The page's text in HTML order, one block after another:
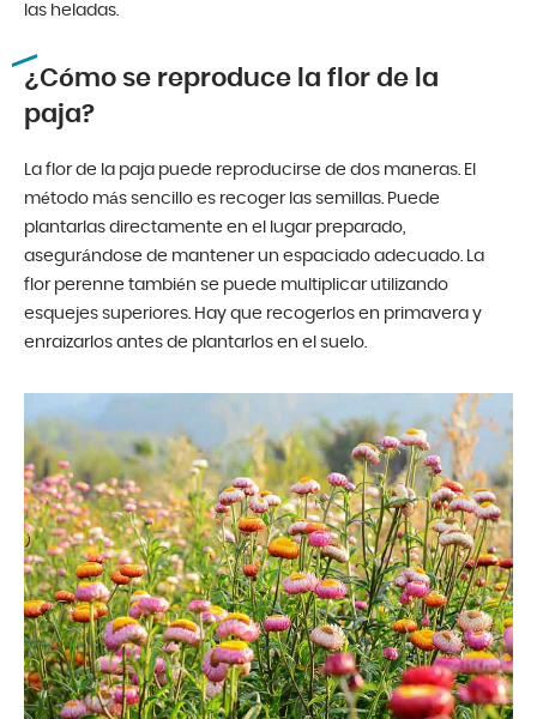
las heladas.
¿Cómo se reproduce la flor de la
paja?
La flor de la paja puede reproducirse de dos maneras. El
método más sencillo es recoger las semillas. Puede
plantarlas directamente en el lugar preparado,
asegurándose de mantener un espaciado adecuado. La
flor perenne también se puede multiplicar utilizando
esquejes superiores. Hay que recogerlos en primavera y
enraizarlos antes de plantarlos en el suelo.